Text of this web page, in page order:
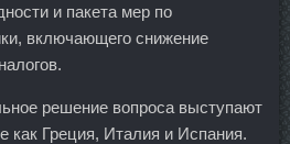
и пакета мер по
включающего снижение
решение вопроса выступают
как Греция, Италия и Испания.